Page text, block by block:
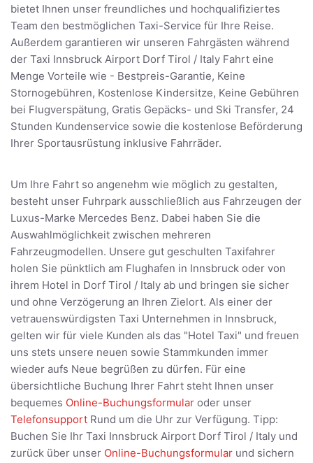
bietet Ihnen unser freundliches und hochqualifiziertes
Team den bestmöglichen Taxi-Service für Ihre Reise.
Außerdem garantieren wir unseren Fahrgästen während
der Taxi Innsbruck Airport Dorf Tirol / Italy Fahrt eine
Menge Vorteile wie - Bestpreis-Garantie, Keine
Stornogebühren, Kostenlose Kindersitze, Keine Gebühren
bei Flugverspätung, Gratis Gepäcks- und Ski Transfer, 24
Stunden Kundenservice sowie die kostenlose Beförderung
Ihrer Sportausrüstung inklusive Fahrräder.
Um Ihre Fahrt so angenehm wie möglich zu gestalten,
besteht unser Fuhrpark ausschließlich aus Fahrzeugen der
Luxus-Marke Mercedes Benz. Dabei haben Sie die
Auswahlmöglichkeit zwischen mehreren
Fahrzeugmodellen. Unsere gut geschulten Taxifahrer
holen Sie pünktlich am Flughafen in Innsbruck oder von
ihrem Hotel in Dorf Tirol / Italy ab und bringen sie sicher
und ohne Verzögerung an Ihren Zielort. Als einer der
vetrauenswürdigsten Taxi Unternehmen in Innsbruck,
gelten wir für viele Kunden als das "Hotel Taxi" und freuen
uns stets unsere neuen sowie Stammkunden immer
wieder aufs Neue begrüßen zu dürfen. Für eine
übersichtliche Buchung Ihrer Fahrt steht Ihnen unser
bequemes Online-Buchungsformular oder unser
Telefonsupport Rund um die Uhr zur Verfügung. Tipp:
Buchen Sie Ihr Taxi Innsbruck Airport Dorf Tirol / Italy und
zurück über unser Online-Buchungsformular und sichern